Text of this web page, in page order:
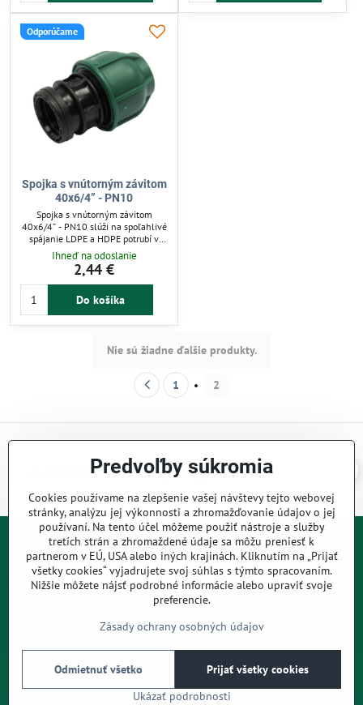
zavlažovacie systémy a záhradnú
závlahu.
Ideálna pre záhrady a zavlažovanie
Odporúčame
Spojka s vnútorným závitom
40x6/4” - PN10
Spojka s vnútorným závitom
40x6/4” - PN10 slúži na spoľahlivé
spájanie LDPE a HDPE potrubí v
nízkotlakových zavlažovacích
systémoch do 10 barov. Umožňuje
rýchlu montáž bez špeciálneho
náradia a je opakovane použiteľná.
Zelená matica uľahčuje
a zavlažovacie rozvody studenej
Ihneď na odoslanie
2,44 €
Do košíka
Nie sú žiadne ďalšie produkty.
1 2
Facebook Instagram Twitter Youtube Pinterest
PORADÍME VÁM
info@rainpro.sk
napísať nám môžete kedykoľvek
Predvoľby súkromia
Cookies používame na zlepšenie vašej návštevy tejto webovej
stránky, analýzu jej výkonnosti a zhromažďovanie údajov o jej
používaní. Na tento účel môžeme použiť nástroje a služby
tretích strán a zhromaždené údaje sa môžu preniesť k
partnerom v EÚ, USA alebo iných krajinách. Kliknutím na „Prijať
všetky cookies“ vyjadrujete svoj súhlas s týmto spracovaním.
Nižšie môžete nájsť podrobné informácie alebo upraviť svoje
preferencie.
Zásady ochrany osobných údajov
Ukázať podrobnosti
Prijať všetky cookies
Odmietnuť všetko